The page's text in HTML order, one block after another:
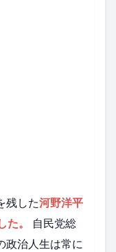
残した河野洋平
。
自民党総
政治人生は常に